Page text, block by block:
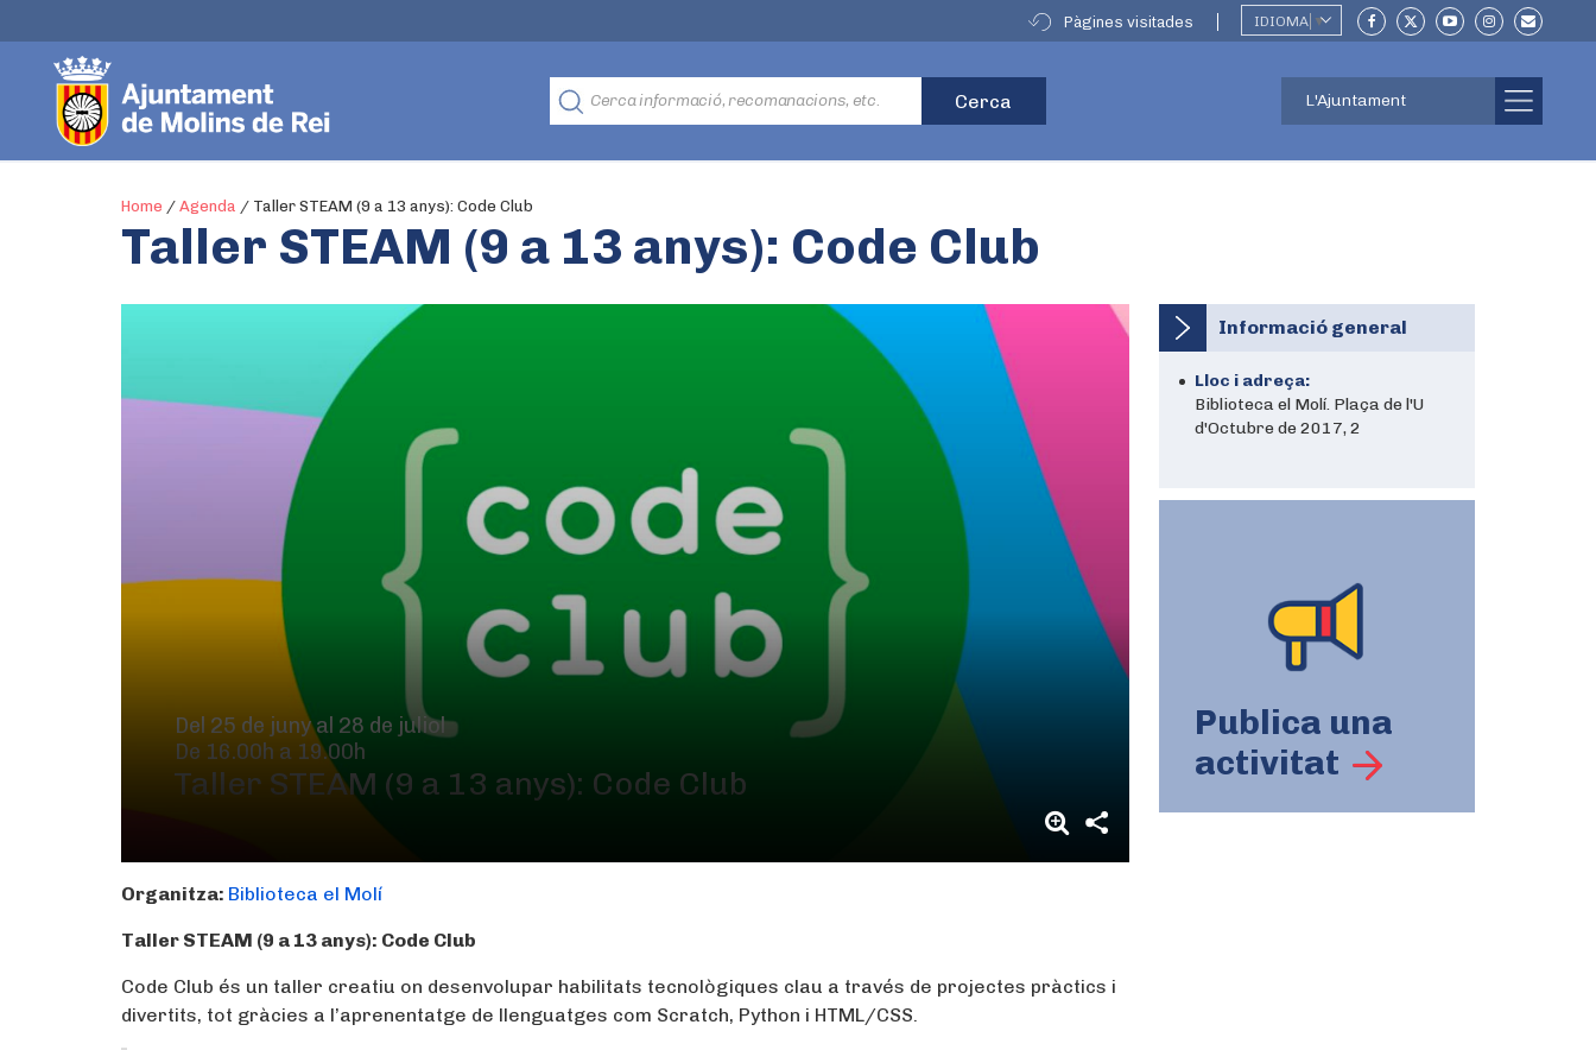
Pàgines visitades IDIOMA ▼
L'Ajuntament
Home / Agenda / Taller STEAM (9 a 13 anys): Code Club
Taller STEAM (9 a 13 anys): Code Club
Del 25 de juny al 28 de juliol
De 16.00h a 19.00h
Taller STEAM (9 a 13 anys): Code Club
Organitza: Biblioteca el Molí
Taller STEAM (9 a 13 anys): Code Club
Code Club és un taller creatiu on desenvolupar habilitats tecnològiques clau a través de projectes pràctics i
divertits, tot gràcies a l’aprenentatge de llenguatges com Scratch, Python i HTML/CSS.
Informació general
Lloc i adreça:
Biblioteca el Molí. Plaça de l'U
d'Octubre de 2017, 2
Publica una
activitat